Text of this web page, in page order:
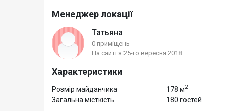
Менеджер локації
Татьяна
0 приміщень
На сайті з 25-го вересня 2018
Характеристики
Розмір майданчика 178 м2
Загальна місткість 180 гостей